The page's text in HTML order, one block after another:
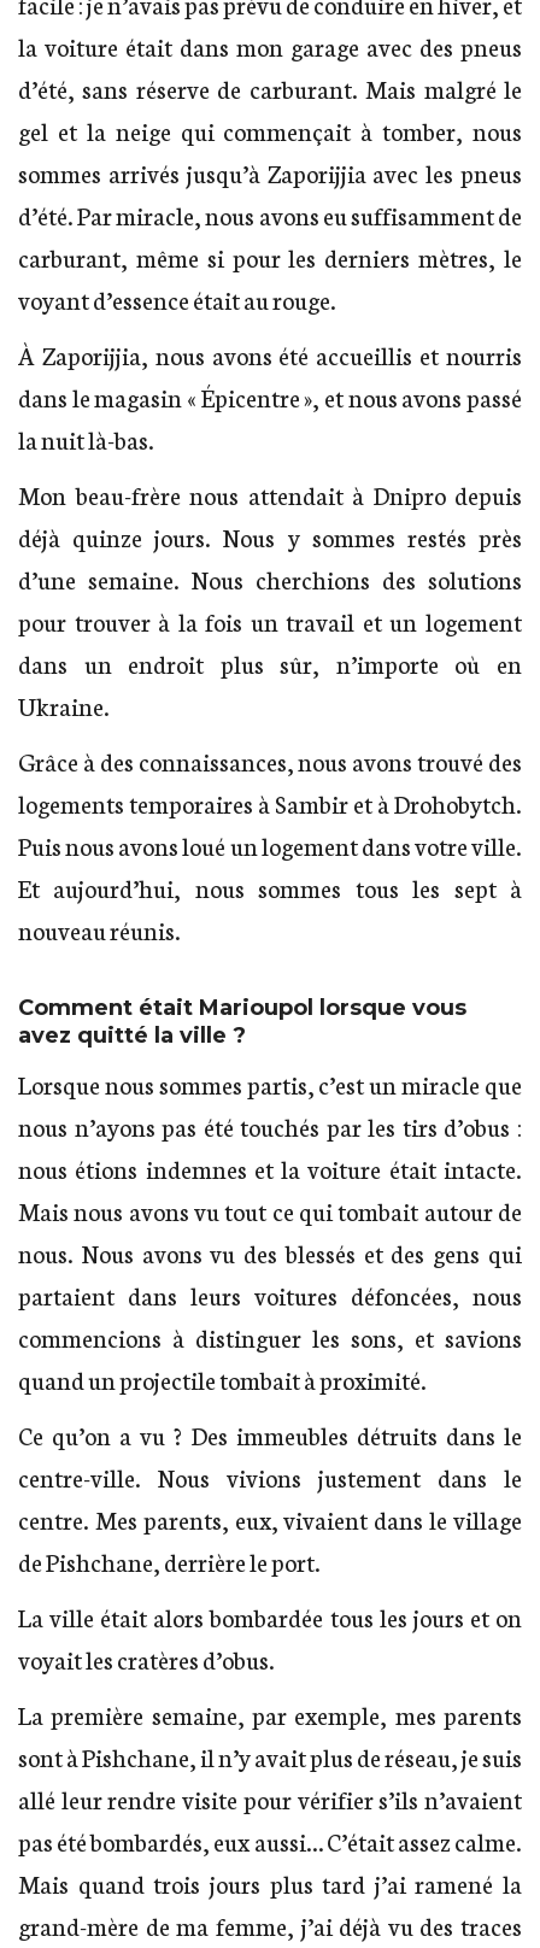
la voiture était dans mon garage avec des pneus
d’été, sans réserve de carburant. Mais malgré le
gel et la neige qui commençait à tomber, nous
sommes arrivés jusqu’à Zaporijjia avec les pneus
d’été. Par miracle, nous avons eu suffisamment de
carburant, même si pour les derniers mètres, le
voyant d’essence était au rouge.
À Zaporijjia, nous avons été accueillis et nourris
dans le magasin « Épicentre », et nous avons passé
la nuit là-bas.
Mon beau-frère nous attendait à Dnipro depuis
déjà quinze jours. Nous y sommes restés près
d’une semaine. Nous cherchions des solutions
pour trouver à la fois un travail et un logement
dans un endroit plus sûr, n’importe où en
Ukraine.
Grâce à des connaissances, nous avons trouvé des
logements temporaires à Sambir et à Drohobytch.
Puis nous avons loué un logement dans votre ville.
Et aujourd’hui, nous sommes tous les sept à
nouveau réunis.
Comment était Marioupol lorsque vous
avez quitté la ville ?
Lorsque nous sommes partis, c’est un miracle que
nous n’ayons pas été touchés par les tirs d’obus :
nous étions indemnes et la voiture était intacte.
Mais nous avons vu tout ce qui tombait autour de
nous. Nous avons vu des blessés et des gens qui
partaient dans leurs voitures défoncées, nous
commencions à distinguer les sons, et savions
quand un projectile tombait à proximité.
Ce qu’on a vu ? Des immeubles détruits dans le
centre-ville. Nous vivions justement dans le
centre. Mes parents, eux, vivaient dans le village
de Pishchane, derrière le port.
La ville était alors bombardée tous les jours et on
voyait les cratères d’obus.
La première semaine, par exemple, mes parents
sont à Pishchane, il n’y avait plus de réseau, je suis
allé leur rendre visite pour vérifier s’ils n’avaient
pas été bombardés, eux aussi… C’était assez calme.
Mais quand trois jours plus tard j’ai ramené la
grand-mère de ma femme, j’ai déjà vu des traces